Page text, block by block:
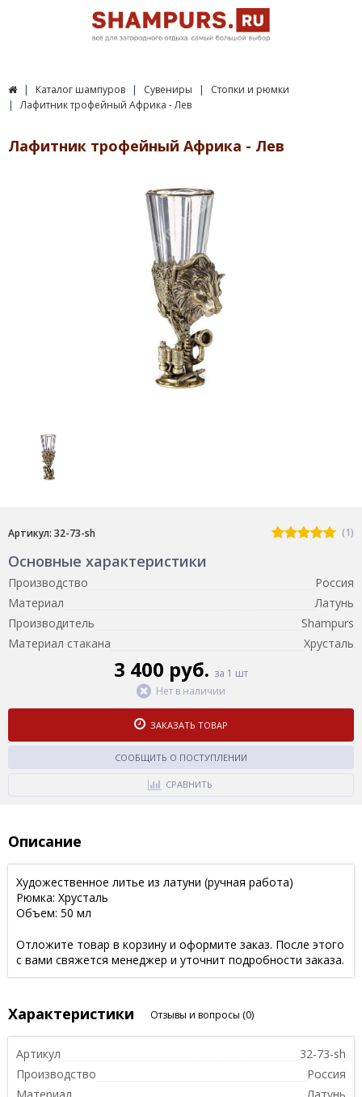
Каталог шампуров Сувениры
Стопки и рюмки
Лафитник трофейный Африка - Лев
Лафитник трофейный Африка - Лев
Артикул: 32-73-sh (1)
Основные характеристики
Производство
Россия
Материал
Латунь
Производитель
Shampurs
Материал стакана
Хрусталь
3 400 руб. за 1 шт
Нет в наличии
ЗАКАЗАТЬ ТОВАР
СООБЩИТЬ О ПОСТУПЛЕНИИ
СРАВНИТЬ
Описание
Художественное литье из латуни (ручная работа)
Рюмка: Хрусталь
Объем: 50 мл
Отложите товар в корзину и оформите заказ. После этого
с вами свяжется менеджер и уточнит подробности заказа.
Характеристики Отзывы и вопросы (0)
Артикул
32-73-sh
Производство
Россия
Материал
Латунь